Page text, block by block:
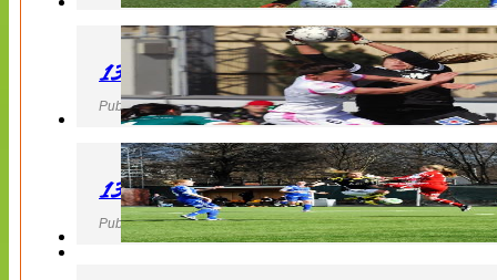
130427 IF Limhamn Bunkeflo – QBIK
Publicerad 27 April 2013, 21:10
130427 LdB FC Malmö – Mallbackens IF
Publicerad 27 April 2013, 20:54